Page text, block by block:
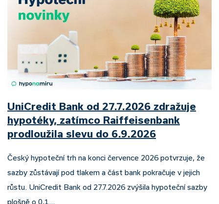
UniCredit Bank od 27.7.2026 zdražuje
hypotéky, zatímco Raiffeisenbank
prodloužila slevu do 6.9.2026
Český hypoteční trh na konci července 2026 potvrzuje, že
sazby zůstávají pod tlakem a část bank pokračuje v jejich
růstu. UniCredit Bank od 27.7.2026 zvýšila hypoteční sazby
plošně o 0,1…